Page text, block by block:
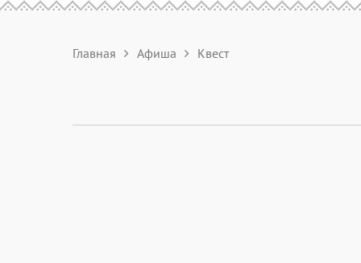
Главная Афиша Квест